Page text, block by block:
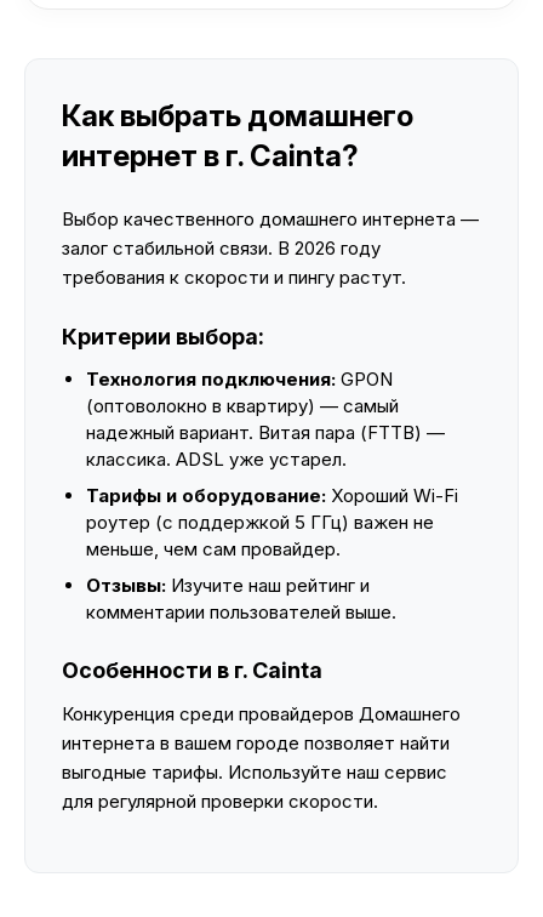
Как выбрать домашнего
интернет в г. Cainta?
Выбор качественного домашнего интернета —
залог стабильной связи. В 2026 году
требования к скорости и пингу растут.
Критерии выбора:
Технология подключения: GPON
(оптоволокно в квартиру) — самый
надежный вариант. Витая пара (FTTB) —
классика. ADSL уже устарел.
Тарифы и оборудование: Хороший Wi-Fi
роутер (с поддержкой 5 ГГц) важен не
меньше, чем сам провайдер.
Отзывы: Изучите наш рейтинг и
комментарии пользователей выше.
Особенности в г. Cainta
Конкуренция среди провайдеров Домашнего
интернета в вашем городе позволяет найти
выгодные тарифы. Используйте наш сервис
для регулярной проверки скорости.